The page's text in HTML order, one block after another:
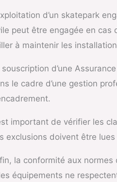
d’un skatepark
peut être engagée en cas
à maintenir les
souscription d’une
le cadre d’une gestion
important de vérifier les
exclusions doivent être
la conformité aux
équipements ne